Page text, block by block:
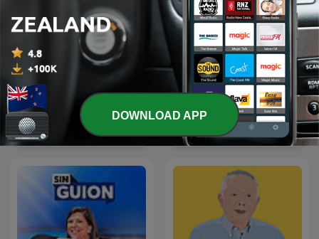
Forklart
The Clement Manyathela
Show
DOWNLOAD APP